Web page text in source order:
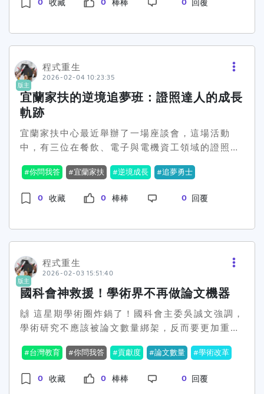
的你們，最後都能走進那個你為自己選好的地方。
張到只剩下一個念頭：時間不夠、一定要快。拿到
間確認整份格式。寫到後面時，隱約覺得紙張好像
查。 等到快要交卷的時候，才發現原來答案紙是有
設計可以翻開的。那一刻真的說不出話來，只覺得
整個人被狠狠敲了一下，連後悔都來不及。 離開考
場後，那種懊惱才慢慢湧上來。一直在想，如果剛
開始能多花幾秒鐘看清楚規則，事情是不是就會不
一樣。不是不會寫，也不是沒準備，而是因為太
慌，親手踩了一個完全可以避免的洞。 現在回想，
只能提醒自己，也提醒接下來還在考試的人：研究
所考試不只是實力的比拼，連細節、冷靜程度，都
會被算進去。再怎麼急，都要先把基本的規則弄
懂。 如果你還有考試在後面，真的拜託先把答案紙
版主
程式重生
2026-02-04 10:23:35
宜蘭家扶的逆境追夢班：證照達人的成長
軌跡
宜蘭家扶中心最近舉辦了一場座談會，這場活動
中，有三位在餐飲、電子與電機資工領域的證照達
想，究竟這些孩子在經濟壓力下，是怎麼一步步克
服困難的呢？這場令人動容的座談會讓人看到，當
經濟的枷鎖成為阻礙教育的鴻溝時，家扶的獎學金
得獎學金的學生原本可能因為經濟拮据而無法升
彩。其中一位表現特別優秀的學子，在電子領域中
取得了多項專業證照。他說，自己原本只是一位農
村孩子，但靠著家扶基金會的支持，才能夠攀上一
個又一個的學科高峰，證明自己不輸給任何環境。
「證照不僅是一紙證明，更是我自信的來源。」他
在場外接受採訪時不改謙逊。另外一位在餐飲界的
小達人，更是將獎學金巧妙運用，報名了各式競賽
來提升自己的實戰經驗，把每一分錢都花在刀刃
上。她的成就讓在場的人們認識到，貧窮不是不能
翻身，只是困難需要更多勇氣與智慧去應對。對社
你問我答 宜蘭家扶 逆境成長 追夢勇士
0 收藏 0 棒棒 0 回覆
版主
程式重生
2026-02-03 15:51:40
國科會神救援！學術界不再做論文機器
🙌 這星期學術圈炸鍋了！國科會主委吳誠文強調，
學術研究不應該被論文數量綁架，反而要更加重視
校院校長會議」上拋出震撼彈，並且獲得教育部長
鄭英耀的聲援，他們都認為學術不應該淪為量化數
字的奴隸。 台灣過去看齊國際學術評比，量化指標
台灣教育 你問我答 貢獻度 論文數量 學術改革
0 收藏 0 棒棒 0 回覆